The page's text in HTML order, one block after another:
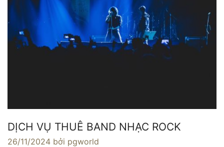
DỊCH VỤ THUÊ BAND NHẠC ROCK
26/11/2024 bởi pgworld